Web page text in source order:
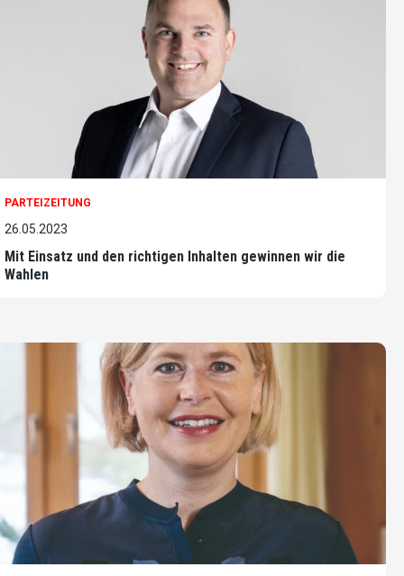
PARTEIZEITUNG
26.05.2023
Mit Einsatz und den richtigen Inhalten gewinnen wir die
Wahlen